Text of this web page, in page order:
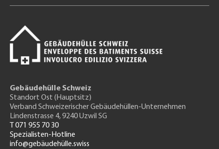
Gebäudehülle Schweiz
Standort Ost (Hauptsitz)
Verband Schweizerischer Gebäudehüllen-Unternehmen
Lindenstrasse 4, 9240 Uzwil SG
T 071 955 70 30
Spezialisten-Hotline
info@gebäudehülle.swiss